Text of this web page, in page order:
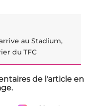
au Stadium,
du TFC
de l'article en